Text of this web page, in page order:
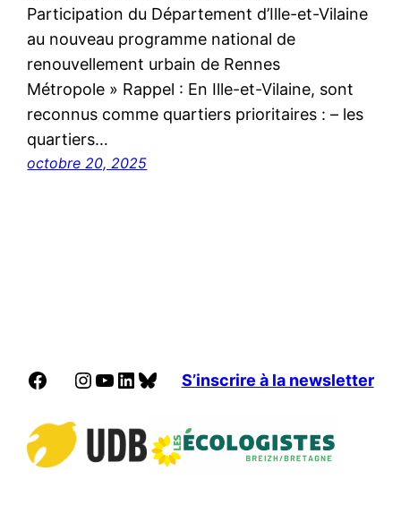
Participation du Département d’Ille-et-Vilaine
au nouveau programme national de
renouvellement urbain de Rennes
Métropole » Rappel : En Ille-et-Vilaine, sont
reconnus comme quartiers prioritaires : – les
quartiers…
octobre 20, 2025
Facebook
Instagram
YouTube
LinkedIn
BlueskyS’inscrire à la newsletter